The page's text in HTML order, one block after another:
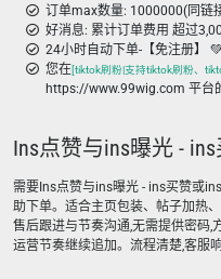
订单max数量: 1000000(同链
好消息: 累计订单费用 超过
24小时自动下单-【免注册】
您在[tiktok刷粉|支持tiktok刷粉、
https://www.99wig.com 平台
Ins点赞与ins曝光 -
需要Ins点赞与ins曝光 - ins买赞或
助下单。适合主页包装、帖子加热
售后跟进与节奏沟通,无需提供密码,
运营节奏继续追加。流程清楚,客服